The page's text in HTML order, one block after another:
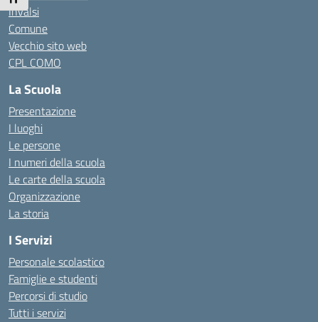
Invalsi
Comune
Vecchio sito web
CPL COMO
La Scuola
Presentazione
I luoghi
Le persone
I numeri della scuola
Le carte della scuola
Organizzazione
La storia
I Servizi
Personale scolastico
Famiglie e studenti
Percorsi di studio
Tutti i servizi